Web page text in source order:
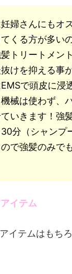
婦さんにもオ
くる方が多い
トリートメン
けを抑える事
で頭皮に浸
械は使わず、
いきます！強
30分（シャンプ
で強髪のみで
イテム
イテムはもち